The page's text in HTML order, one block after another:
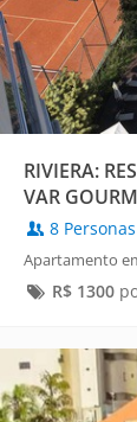
RIVIERA:
VAR
8 Personas
Apartamento
R$ 1300